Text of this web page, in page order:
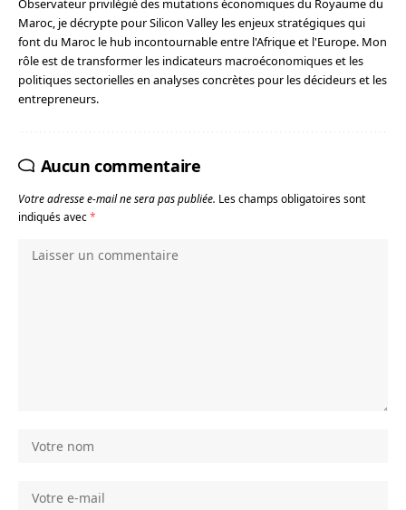
Observateur privilégié des mutations économiques du Royaume du
Maroc, je décrypte pour Silicon Valley les enjeux stratégiques qui
font du Maroc le hub incontournable entre l'Afrique et l'Europe. Mon
rôle est de transformer les indicateurs macroéconomiques et les
politiques sectorielles en analyses concrètes pour les décideurs et les
entrepreneurs.
Aucun commentaire
Votre adresse e-mail ne sera pas publiée. Les champs obligatoires sont
indiqués avec*